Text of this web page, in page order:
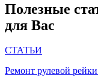
Полезные
для Вас
СТАТЬИ
Ремонт рулевой